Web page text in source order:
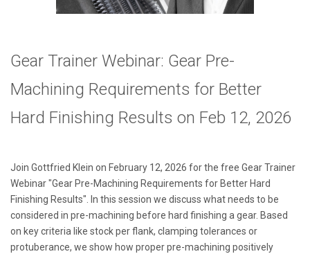
Gear Trainer Webinar: Gear Pre-
Machining Requirements for Better
Hard Finishing Results on Feb 12, 2026
Join Gottfried Klein on February 12, 2026 for the free Gear Trainer
Webinar "Gear Pre-Machining Requirements for Better Hard
Finishing Results". In this session we discuss what needs to be
considered in pre-machining before hard finishing a gear. Based
on key criteria like stock per flank, clamping tolerances or
protuberance, we show how proper pre-machining positively